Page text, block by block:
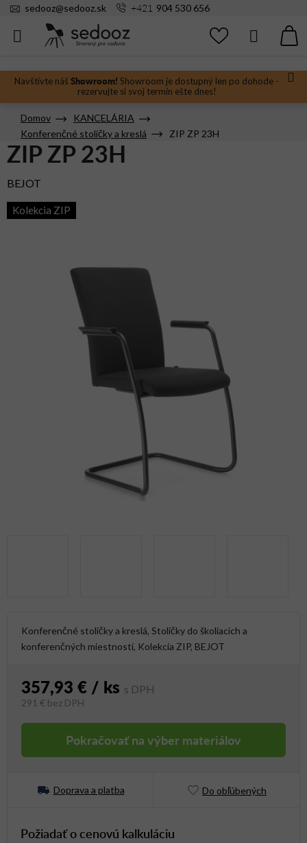
Prejsť
Navštívte náš Showroom! Showroom je dostupný len po dohode -
rezervujte si svoj termín ešte dnes!
sedooz@sedooz.sk +421 904 530 656
Hľadať
Domov
KANCELÁRIA
Konferenčné stoličky a kreslá
ZIP ZP 23H
Konferenčné stoličky a kreslá, Stoličky do školiacich a
konferenčných miestností, Kolekcia ZIP, BEJOT
357,93 € / ks
291 € bez DPH
Pokračovať na výber materiálov
Doprava a platba Do obľúbených
Požiadať o cenovú kalkuláciu
ZIP ZP 23H
BEJOT
Kolekcia ZIP